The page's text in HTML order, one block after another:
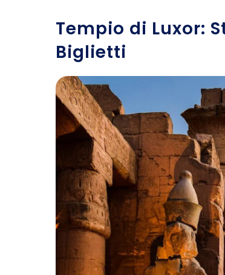
Tempio di Luxor:
Biglietti